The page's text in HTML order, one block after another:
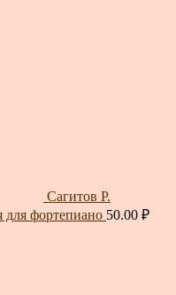
Сагитов Р.
фортепиано 50.00 ₽